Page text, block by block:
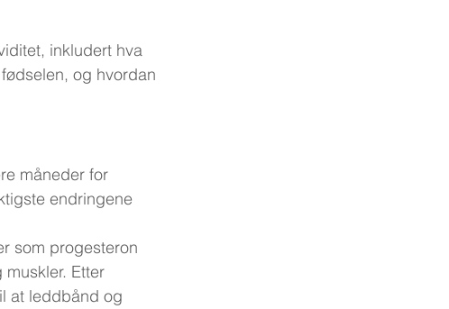
inkludert hva
og hvordan
måneder for
endringene
som progesteron
Etter
at leddbånd og